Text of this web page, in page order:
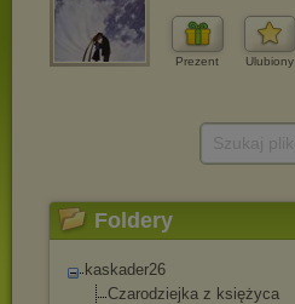
Prezent Ulubiony
Foldery
kaskader26
Czarodziejka z księżyca